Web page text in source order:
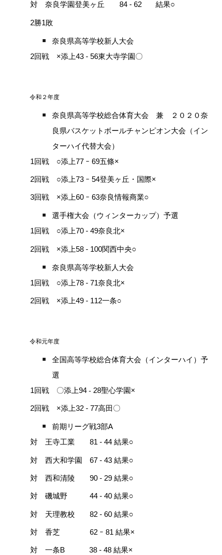
対 奈良学園登美ヶ丘 84 - 62 結果○
2勝1敗
奈良県高等学校新人大会
2回戦 ×添上43 - 56東大寺学園〇
令和２年度
奈良県高等学校総合体育大会 兼 ２０２０奈
良県バスケットボールチャンピオン大会（イン
ターハイ代替大会）
1回戦 ○添上77 ｰ 69五條×
2回戦 ○添上73 ｰ 54登美ヶ丘・国際×
3回戦 ×添上60 ｰ 63奈良情報商業○
選手権大会（ウィンターカップ）予選
1回戦 ○添上70 - 49奈良北×
2回戦 ×添上58 - 100関西中央○
奈良県高等学校新人大会
1回戦 ○添上78 - 71奈良北×
2回戦 ×添上49 - 112一条○
令和元年度
全国高等学校総合体育大会（インターハイ）予
選
1回戦 〇添上94- 28聖心学園×
2回戦 ×添上32 - 77高田〇
前期リーグ戦3部A
対 王寺工業 81 - 44 結果○
対 西大和学園 67 - 43 結果○
対 西和清陵 90 - 29結果○
対 磯城野 44 - 40結果○
対 天理教校 82 - 60結果○
対 香芝 62 ｰ 81結果×
対 一条B 38 - 48結果×